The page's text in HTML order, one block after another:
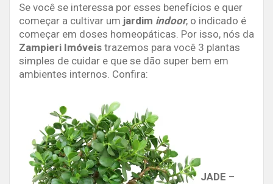
Se você se interessa por esses benefícios e quer
começar a cultivar um jardim indoor, o indicado é
começar em doses homeopáticas. Por isso, nós da
Zampieri Imóveis trazemos para você 3 plantas
simples de cuidar e que se dão super bem em
ambientes internos. Confira:
JADE –